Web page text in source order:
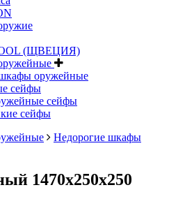
(ЩВЕЦИЯ)
оружейные
сейфы
сейфы
сейфы
Недорогие шкафы
1470х250х250